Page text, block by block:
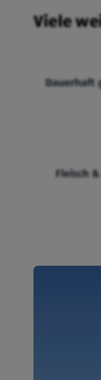
Viele
Dauerhaft
Fleisch